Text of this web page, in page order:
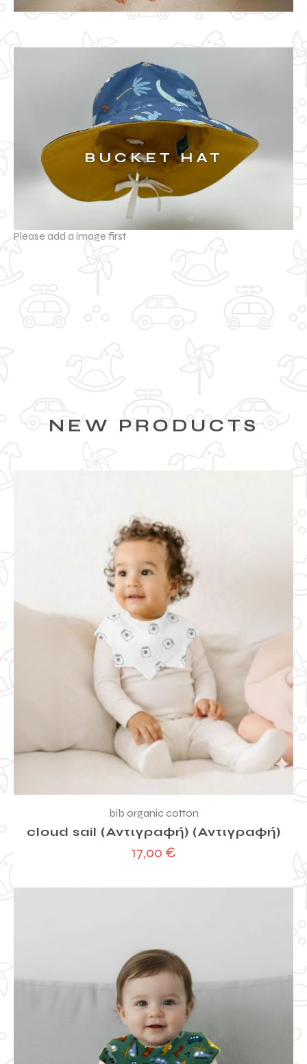
BUCKET HAT
Please add a image first
NEW PRODUCTS
bib organic cotton
cloud sail (Αντιγραφή) (Αντιγραφή)
17,00 €